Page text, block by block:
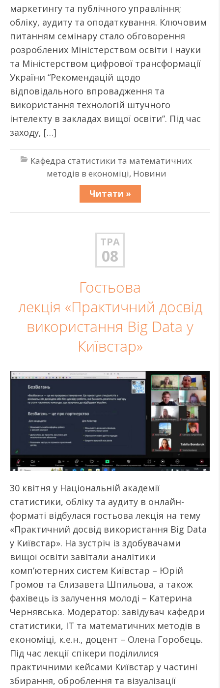
маркетингу та публічного управління;
обліку, аудиту та оподаткування. Ключовим
питанням семінару стало обговорення
розроблених Міністерством освіти і науки
та Міністерством цифрової трансформації
України “Рекомендацій щодо
відповідального впровадження та
використання технологій штучного
інтелекту в закладах вищої освіти”. Під час
заходу, […]
Кафедра статистики та математичних
методів в економіці, Новини
Читати »
ТРА
08
Гостьова
лекція «Практичний досвід
використання Big Data у
Київстар»
30 квітня у Національній академії
статистики, обліку та аудиту в онлайн-
форматі відбулася гостьова лекція на тему
«Практичний досвід використання Big Data
у Київстар». На зустріч із здобувачами
вищої освіти завітали аналітики
комп’ютерних систем Київстар – Юрій
Громов та Єлизавета Шпильова, а також
фахівець із залучення молоді – Катерина
Чернявська. Модератор: завідувач кафедри
статистики, ІТ та математичних методів в
економіці, к.е.н., доцент – Олена Горобець.
Під час лекції спікери поділилися
практичними кейсами Київстар у частині
збирання, оброблення та візуалізації